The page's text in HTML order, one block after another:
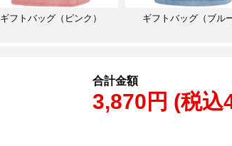
ギフトバッグ（ピンク） ギフトバッグ（ブルー
合計金額
3,870円 (税込